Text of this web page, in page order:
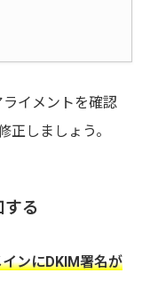
イメントを確認
正しましょう。
する
ンにDKIM署名が